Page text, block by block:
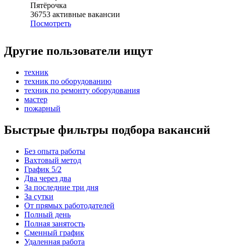
Пятёрочка
36753 активные вакансии
Посмотреть
Другие пользователи ищут
техник
техник по оборудованию
техник по ремонту оборудования
мастер
пожарный
Быстрые фильтры подбора вакансий
Без опыта работы
Вахтовый метод
График 5/2
Два через два
За последние три дня
За сутки
От прямых работодателей
Полный день
Полная занятость
Сменный график
Удаленная работа